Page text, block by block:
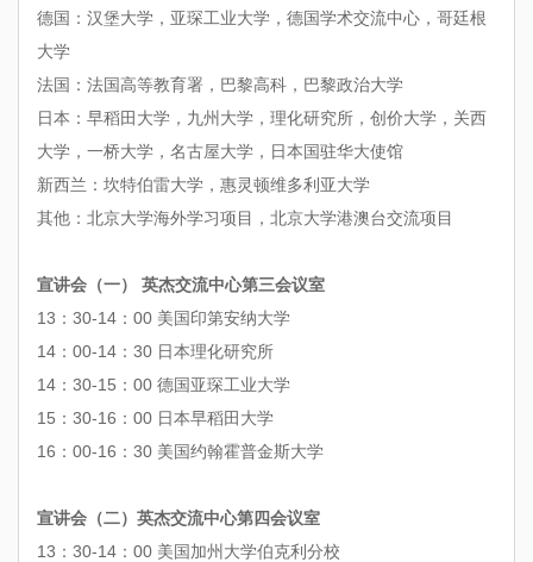
德国：汉堡大学，亚琛工业大学，德国学术交流中心，哥廷根
大学
法国：法国高等教育署，巴黎高科，巴黎政治大学
日本：早稻田大学，九州大学，理化研究所，创价大学，关西
大学，一桥大学，名古屋大学，日本国驻华大使馆
新西兰：坎特伯雷大学，惠灵顿维多利亚大学
其他：北京大学海外学习项目，北京大学港澳台交流项目
宣讲会（一） 英杰交流中心第三会议室
13：30-14：00 美国印第安纳大学
14：00-14：30 日本理化研究所
14：30-15：00 德国亚琛工业大学
15：30-16：00 日本早稻田大学
16：00-16：30 美国约翰霍普金斯大学
宣讲会（二）英杰交流中心第四会议室
13：30-14：00 美国加州大学伯克利分校